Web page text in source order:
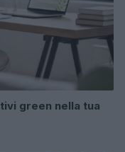
green nella tua